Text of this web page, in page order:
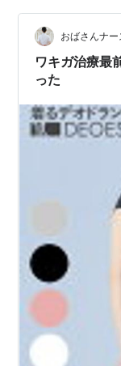
おばさんナ
ワキガ治療最
った